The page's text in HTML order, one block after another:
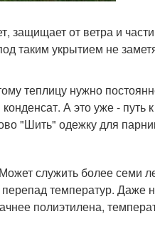
защищает от ветра и
таким укрытием не
теплицу нужно
А это уже - путь
"Шить" одежку для
служить более семи
температур. Даже
полиэтилена,